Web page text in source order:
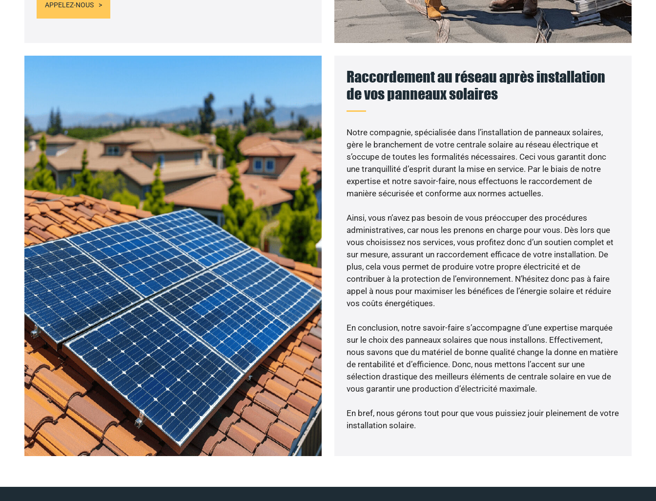
APPELEZ-NOUS
Raccordement au réseau après installation
de vos panneaux solaires
Notre compagnie, spécialisée dans l’installation de panneaux solaires,
gère le branchement de votre centrale solaire au réseau électrique et
s’occupe de toutes les formalités nécessaires. Ceci vous garantit donc
une tranquillité d’esprit durant la mise en service. Par le biais de notre
expertise et notre savoir-faire, nous effectuons le raccordement de
manière sécurisée et conforme aux normes actuelles.
Ainsi, vous n’avez pas besoin de vous préoccuper des procédures
administratives, car nous les prenons en charge pour vous. Dès lors que
vous choisissez nos services, vous profitez donc d’un soutien complet et
sur mesure, assurant un raccordement efficace de votre installation. De
plus, cela vous permet de produire votre propre électricité et de
contribuer à la protection de l’environnement. N’hésitez donc pas à faire
appel à nous pour maximiser les bénéfices de l’énergie solaire et réduire
vos coûts énergétiques.
En conclusion, notre savoir-faire s’accompagne d’une expertise marquée
sur le choix des panneaux solaires que nous installons. Effectivement,
nous savons que du matériel de bonne qualité change la donne en matière
de rentabilité et d’efficience. Donc, nous mettons l’accent sur une
sélection drastique des meilleurs éléments de centrale solaire en vue de
vous garantir une production d’électricité maximale.
En bref, nous gérons tout pour que vous puissiez jouir pleinement de votre
installation solaire.